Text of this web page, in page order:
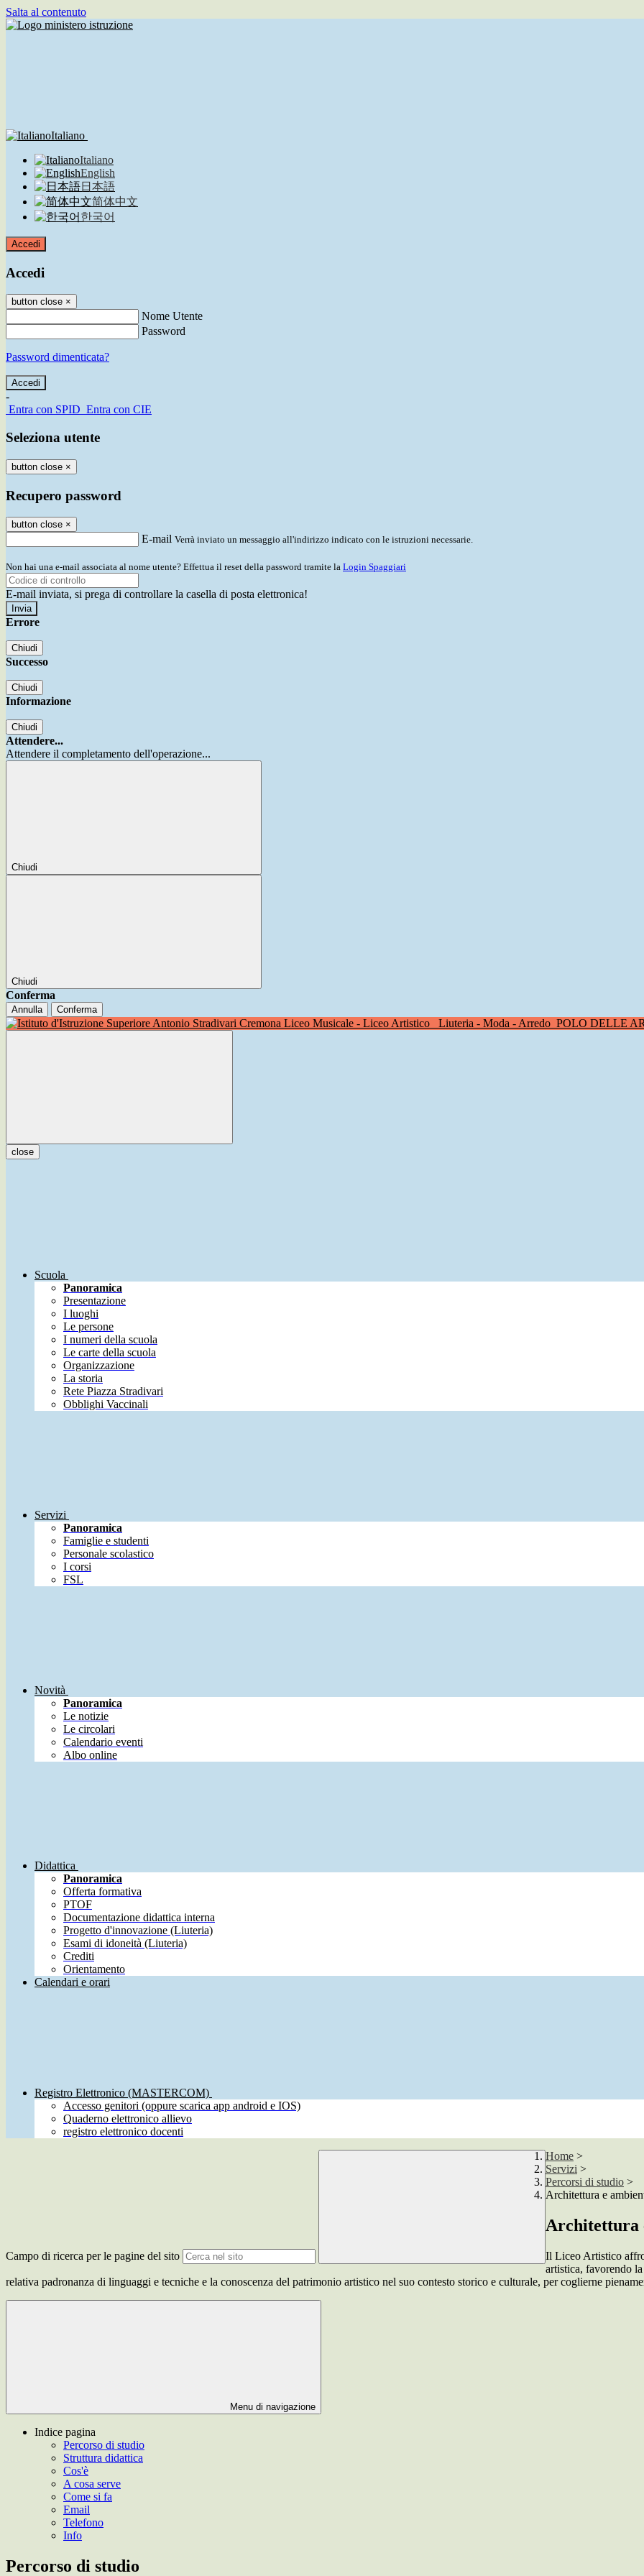
Salta al contenuto
Italiano
Italiano
English
日本語
简体中文
한국어
Accedi
Accedi
button close ×
Nome Utente
Password
Password dimenticata?
-
Entra con SPID Entra con CIE
Seleziona utente
button close ×
Recupero password
button close ×
E-mail Verrà inviato un messaggio all'indirizzo indicato con le istruzioni necessarie.
Non hai una e-mail associata al nome utente? Effettua il reset della password tramite la Login Spaggiari
E-mail inviata, si prega di controllare la casella di posta elettronica!
Errore
Chiudi
Successo
Chiudi
Informazione
Chiudi
Attendere...
Attendere il completamento dell'operazione...
Chiudi
Chiudi
Conferma
Annulla Conferma
Liceo Musicale - Liceo Artistico Liuteria - Moda - Arredo POLO DELLE
close
Scuola
Panoramica
Presentazione
I luoghi
Le persone
I numeri della scuola
Le carte della scuola
Organizzazione
La storia
Rete Piazza Stradivari
Obblighi Vaccinali
Servizi
Panoramica
Famiglie e studenti
Personale scolastico
I corsi
FSL
Novità
Panoramica
Le notizie
Le circolari
Calendario eventi
Albo online
Didattica
Panoramica
Offerta formativa
PTOF
Documentazione didattica interna
Progetto d'innovazione (Liuteria)
Esami di idoneità (Liuteria)
Crediti
Orientamento
Calendari e orari
Registro Elettronico (MASTERCOM)
Accesso genitori (oppure scarica app android e IOS)
Quaderno elettronico allievo
registro elettronico docenti
Campo di ricerca per le pagine del sito
Home >
Servizi >
Percorsi di studio >
Architettura e
Architettura
Il Liceo Artistico
artistica, favorendo
relativa padronanza di linguaggi e tecniche e la conoscenza del patrimonio artistico nel suo contesto storico e culturale, per coglierne
Menu di navigazione
Indice pagina
Percorso di studio
Struttura didattica
Cos'è
A cosa serve
Come si fa
Email
Telefono
Info
Percorso di studio